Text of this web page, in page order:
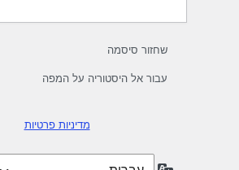
שחזור סיסמה
עבור אל היסטוריה על המפה
מדיניות פרטיות